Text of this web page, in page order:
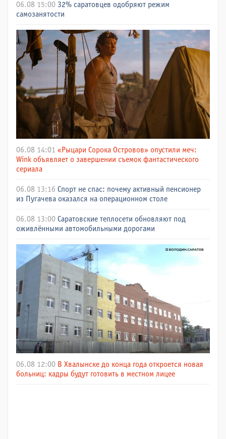
06.08 15:00 32% саратовцев одобряют режим
самозанятости
06.08 14:01 «Рыцари Сорока Островов» опустили меч:
Wink объявляет о завершении съемок фантастического
сериала
06.08 13:16 Спорт не спас: почему активный пенсионер
из Пугачева оказался на операционном столе
06.08 13:00 Саратовские теплосети обновляют под
оживлёнными автомобильными дорогами
06.08 12:00 В Хвалынске до конца года откроется новая
больниц: кадры будут готовить в местном лицее